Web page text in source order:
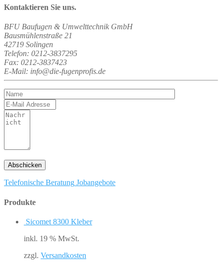
Kontaktieren Sie uns.
BFU Baufugen & Umwelttechnik GmbH
Bausmühlenstraße 21
42719 Solingen
Telefon: 0212-3837295
Fax: 0212-3837423
E-Mail: info@die-fugenprofis.de
Telefonische Beratung Jobangebote
Produkte
Sicomet 8300 Kleber
inkl. 19 % MwSt.
zzgl. Versandkosten